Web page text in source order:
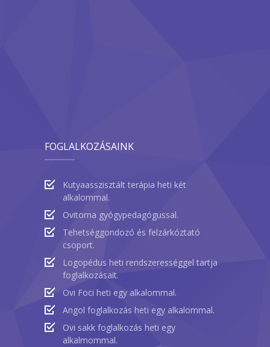
FOGLALKOZÁSAINK
Kutyaasszisztált terápia heti két
alkalommal.
Ovitorna gyógypedagógussal.
Tehetséggondozó és felzárkóztató
csoport.
Logopédus heti rendszerességgel tartja
foglalkozásait.
Ovi Foci heti egy alkalommal.
Angol foglalkozás heti egy alkalommal.
Ovi sakk foglalkozás heti egy
alkalmommal.